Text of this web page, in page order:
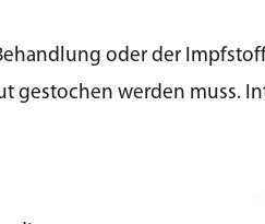
oder der
gestochen werden muss.